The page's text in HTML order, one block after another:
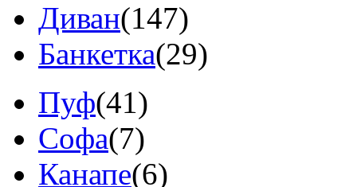
Диван(147)
Банкетка(29)
Пуф(41)
Софа(7)
Канапе(6)